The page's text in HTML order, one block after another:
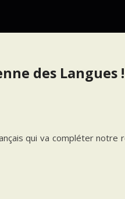
des Langues !
qui va compléter notre